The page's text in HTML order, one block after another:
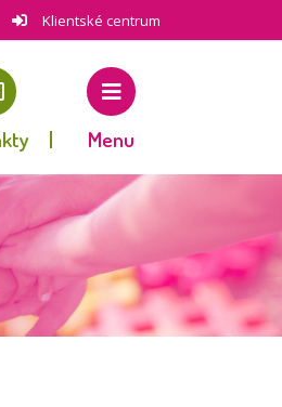
Klientské centrum
Menu